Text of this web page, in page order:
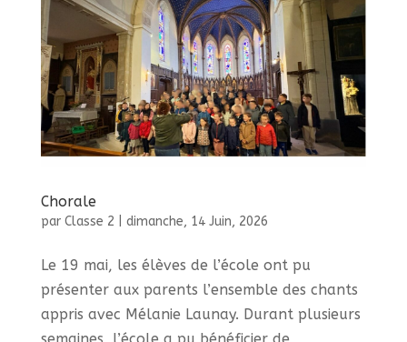
Chorale
par Classe 2 dimanche, 14 Juin, 2026
Le 19 mai, les élèves de l’école ont pu
présenter aux parents l’ensemble des chants
appris avec Mélanie Launay. Durant plusieurs